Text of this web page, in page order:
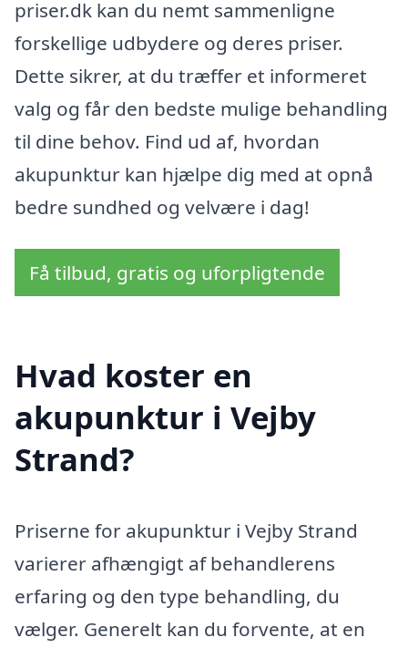
priser.dk kan du nemt sammenligne
forskellige udbydere og deres priser.
Dette sikrer, at du træffer et informeret
valg og får den bedste mulige behandling
til dine behov. Find ud af, hvordan
akupunktur kan hjælpe dig med at opnå
bedre sundhed og velvære i dag!
Få tilbud, gratis og uforpligtende
Hvad koster en
akupunktur i Vejby
Strand?
Priserne for akupunktur i Vejby Strand
varierer afhængigt af behandlerens
erfaring og den type behandling, du
vælger. Generelt kan du forvente, at en